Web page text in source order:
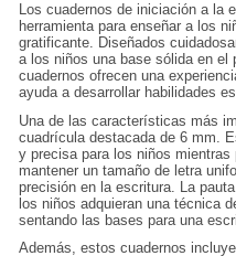
Los cuadernos de iniciación a la
herramienta para enseñar a los
gratificante. Diseñados
a los niños una base sólida en el
cuadernos ofrecen una
ayuda a desarrollar habilidades
Una de las características más
cuadrícula destacada de 6 mm.
y precisa para los niños
mantener un tamaño de letra
precisión en la escritura. La
los niños adquieran una técnica
sentando las bases para una
Además, estos cuadernos